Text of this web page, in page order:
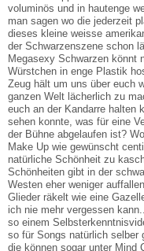
voluminös und in hautenge
man sagen wo die jederzeit
dieses kleine weisse
der Schwarzenszene schon
Megasexy Schwarzen könnt
Würstchen in enge Plastik
Zeug hält um uns über euch
ganzen Welt lächerlich zu
euch an der Kandarre halten
sehen konnte, was für eine
der Bühne abgelaufen ist?
Make Up wie gewünscht
natürliche Schönheit zu
Schönheiten gibt in der
Westen eher weniger
Glieder räkelt wie eine
ich nie mehr vergessen
so einem
so für Songs natürlich selber
die können sogar unter Mind